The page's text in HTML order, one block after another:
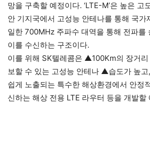
망을 구축할 예정이다. ‘LTE-M’은 높은 고
안 기지국에서 고성능 안테나를 통해 국가
일한 700MHz 주파수 대역을 통해 전파를
이를 수신하는 구조이다.
이를 위해 SK텔레콤은 ▲100Km의 장거
보할 수 있는 고성능 안테나 ▲습도가 높고
쉽게 노출되는 특수한 해상환경에서 안정
신하는 해상 전용 LTE 라우터 등을 개발할